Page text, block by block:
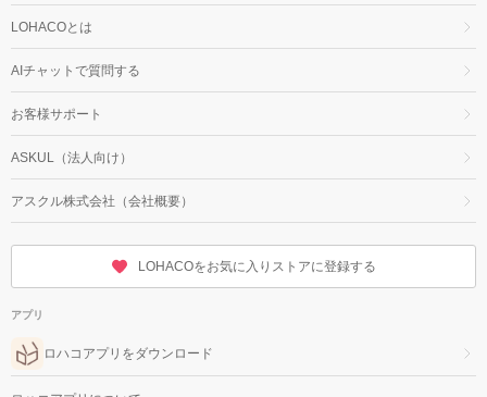
LOHACOとは
AIチャットで質問する
お客様サポート
ASKUL（法人向け）
アスクル株式会社（会社概要）
LOHACOをお気に入りストアに登録する
アプリ
ロハコアプリをダウンロード